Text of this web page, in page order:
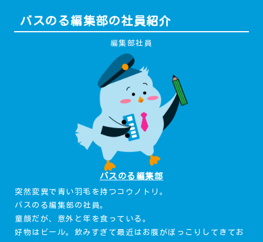
バスのる編集部の社員紹介
編集部社員
バスのる編集部
突然変異で青い羽毛を持つコウノトリ。
バスのる編集部の社員。
童顔だが、意外と年を食っている。
好物はビール。飲みすぎて最近はお腹がぽっこりしてきてお